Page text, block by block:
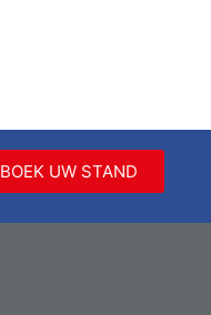
BOEK UW STAND